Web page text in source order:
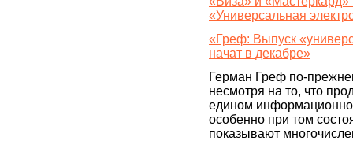
«Универсальная
«Греф: Выпуск
начат в декабре»
Герман Греф по-
несмотря на то, что
едином информационно
особенно при том
показывают